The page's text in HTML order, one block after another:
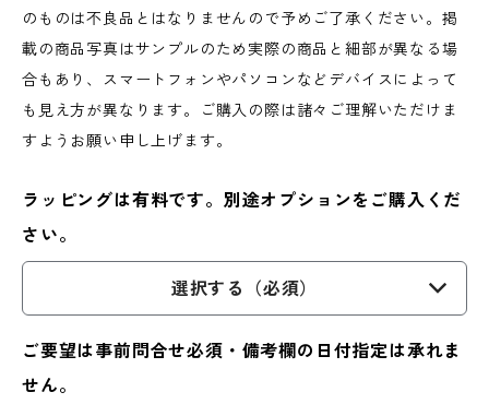
のものは不良品とはなりませんので予めご了承ください。掲
載の商品写真はサンプルのため実際の商品と細部が異なる場
合もあり、スマートフォンやパソコンなどデバイスによって
も見え方が異なります。ご購入の際は諸々ご理解いただけま
すようお願い申し上げます。
ラッピングは有料です。別途オプションをご購入くだ
さい。
選択する（必須）
ご要望は事前問合せ必須・備考欄の日付指定は承れま
せん。